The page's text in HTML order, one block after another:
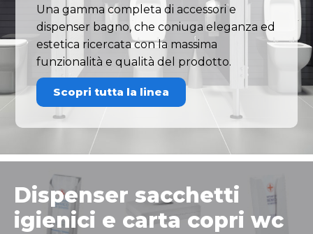
Una gamma completa di accessori e
dispenser bagno, che coniuga eleganza ed
estetica ricercata con la massima
funzionalità e qualità del prodotto.
Scopri tutta la linea
Dispenser sacchetti
igienici e carta copri wc